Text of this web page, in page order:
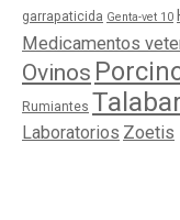
garrapaticida Genta-vet 10
Medicamentos
Ovinos
Rumiantes
Laboratorios Zoetis